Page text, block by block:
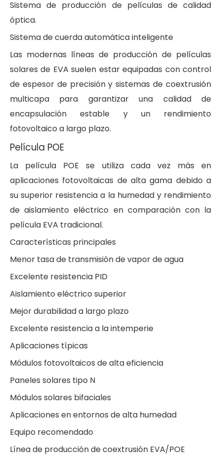
Sistema de producción de películas de calidad
óptica.
Sistema de cuerda automática inteligente
Las modernas líneas de producción de películas
solares de EVA suelen estar equipadas con control
de espesor de precisión y sistemas de coextrusión
multicapa para garantizar una calidad de
encapsulación estable y un rendimiento
fotovoltaico a largo plazo.
Película POE
La película POE se utiliza cada vez más en
aplicaciones fotovoltaicas de alta gama debido a
su superior resistencia a la humedad y rendimiento
de aislamiento eléctrico en comparación con la
película EVA tradicional.
Características principales
Menor tasa de transmisión de vapor de agua
Excelente resistencia PID
Aislamiento eléctrico superior
Mejor durabilidad a largo plazo
Excelente resistencia a la intemperie
Aplicaciones típicas
Módulos fotovoltaicos de alta eficiencia
Paneles solares tipo N
Módulos solares bifaciales
Aplicaciones en entornos de alta humedad
Equipo recomendado
Línea de producción de coextrusión EVA/POE